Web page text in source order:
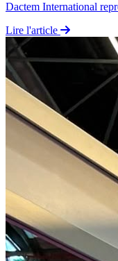
Dactem International
Lire l'article